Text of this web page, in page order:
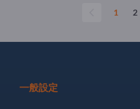
1 2
一般設定